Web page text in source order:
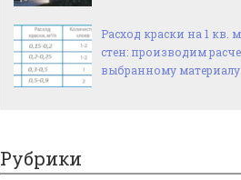
Расход краски на 1 кв.
стен: производим
выбранному материалу
Рубрики